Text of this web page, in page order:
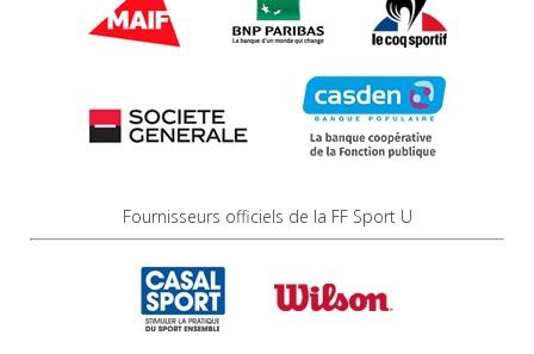
Fournisseurs officiels de la FF Sport U